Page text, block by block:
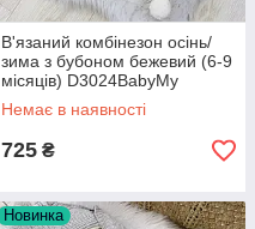
В'язаний комбінезон осінь/
зима з бубоном бежевий (6-9
місяців) D3024BabyMy
Немає в наявності
725 ₴
Новинка